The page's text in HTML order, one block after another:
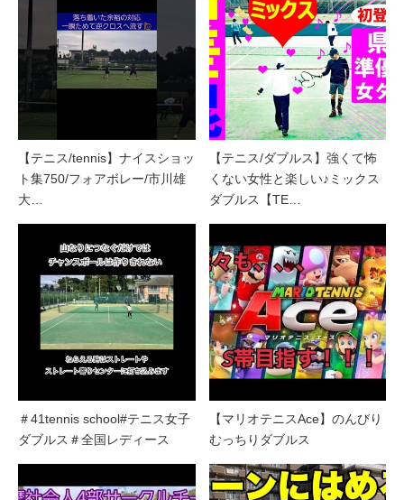
【テニス/tennis】ナイスショッ
ト集750/フォアボレー/市川雄
大…
【テニス/ダブルス】強くて怖
くない女性と楽しい♪ミックス
ダブルス【TE…
＃41tennis school#テニス女子
ダブルス＃全国レディース
【マリオテニスAce】のんびり
むっちりダブルス